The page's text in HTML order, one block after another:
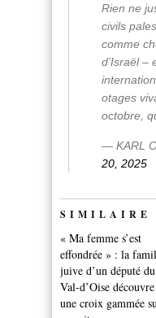
Rien ne
civils
comme
d’Israël –
otages
octobre,
— KARL
20, 2025
SIMILAIRE
« Ma femme s’est
effondrée » : la
juive d’un député du
Val-d’Oise découvre
une croix gammée